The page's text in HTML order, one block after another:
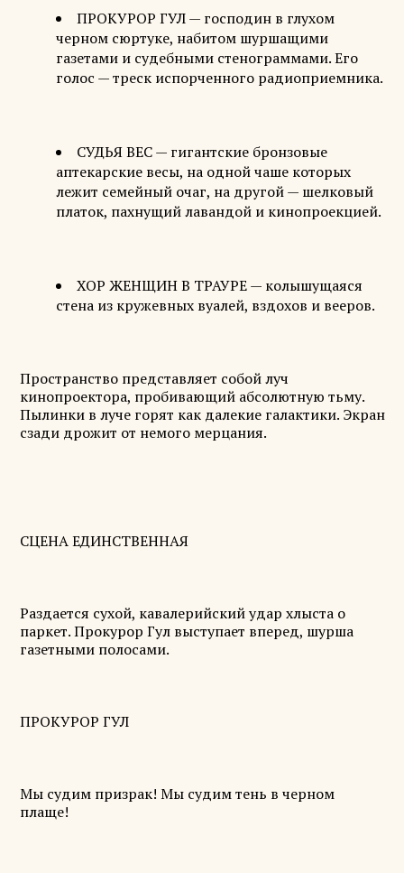
ПРОКУРОР ГУЛ — господин в глухом
черном сюртуке, набитом шуршащими
газетами и судебными стенограммами. Его
голос — треск испорченного радиоприемника.
СУДЬЯ ВЕС — гигантские бронзовые
аптекарские весы, на одной чаше которых
лежит семейный очаг, на другой — шелковый
платок, пахнущий лавандой и кинопроекцией.
ХОР ЖЕНЩИН В ТРАУРЕ — колышущаяся
стена из кружевных вуалей, вздохов и вееров.
Пространство представляет собой луч
кинопроектора, пробивающий абсолютную тьму.
Пылинки в луче горят как далекие галактики. Экран
сзади дрожит от немого мерцания.
СЦЕНА ЕДИНСТВЕННАЯ
Раздается сухой, кавалерийский удар хлыста о
паркет. Прокурор Гул выступает вперед, шурша
газетными полосами.
ПРОКУРОР ГУЛ
Мы судим призрак! Мы судим тень в черном
плаще!